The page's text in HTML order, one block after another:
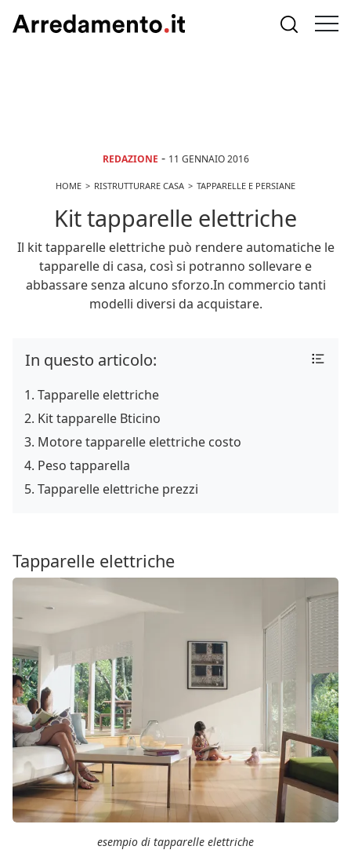
REDAZIONE - 11 GENNAIO 2016
HOME RISTRUTTURARE CASA TAPPARELLE E PERSIANE
Kit tapparelle elettriche
Il kit tapparelle elettriche può rendere automatiche le
tapparelle di casa, così si potranno sollevare e
abbassare senza alcuno sforzo.In commercio tanti
modelli diversi da acquistare.
In questo articolo:
Tapparelle elettriche
Kit tapparelle Bticino
Motore tapparelle elettriche costo
Peso tapparella
Tapparelle elettriche prezzi
Tapparelle elettriche
esempio di tapparelle elettriche